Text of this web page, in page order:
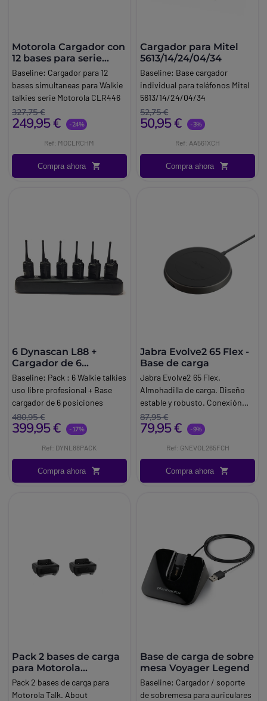
Motorola Cargador con
12 bases para serie
Motorola CLR446
Baseline: Cargador para 12
bases simultaneas para Walkie
talkies serie Motorola CLR446
Marca:Motorola
327,75 €
249,95 € -24%
Ref: MOCLRCHM
Compra ahora
Cargador para Mitel
5613/14/24/04/34
Baseline: Base cargador
individual para teléfonos Mitel
5613/14/24/04/34
Marca:Mitel
52,75 €
50,95 € -3%
Ref: AA561XCH
Compra ahora
6 Dynascan L88 +
Cargador de 6
posiciones
Baseline: Pack : 6 Walkie talkies
uso libre profesional + Base
cargador de 6 posiciones
Brand:Dynascan
Info:Sin licencia
480,95 €
399,95 € -17%
Ref: DYNL88PACK
Compra ahora
Jabra Evolve2 65 Flex -
Base de carga
Jabra Evolve2 65 Flex.
Almohadilla de carga. Diseño
estable y robusto. Conexión
USB A Nivel de batería tras 30
minutos de carga: Hasta el
87,95 €
79,95 € -9%
Ref: GNEVOL265FCH
Compra ahora
Pack 2 bases de carga
para Motorola
TalkAbout T82
Pack 2 bases de carga para
Motorola Talk. About
Base de carga de sobre
mesa Voyager Legend
Baseline: Cargador / soporte
de sobremesa para auriculares